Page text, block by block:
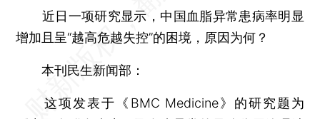
近日一项研究显示，中国血脂异常患病率明显
增加且呈“越高危越失控”的困境，原因为何？
本刊民生新闻部：
这项发表于《BMC Medicine》的研究题为